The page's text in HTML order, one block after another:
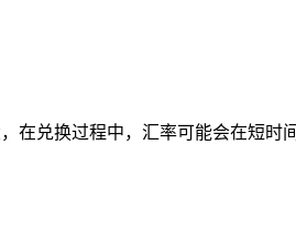
在兑换过程中，汇率可能会在短